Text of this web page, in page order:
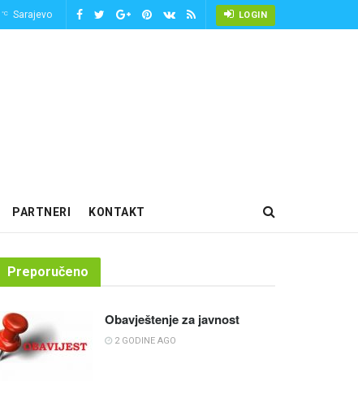
°C Sarajevo LOGIN
PARTNERI KONTAKT
Preporučeno
Obavještenje za javnost
2 GODINE AGO